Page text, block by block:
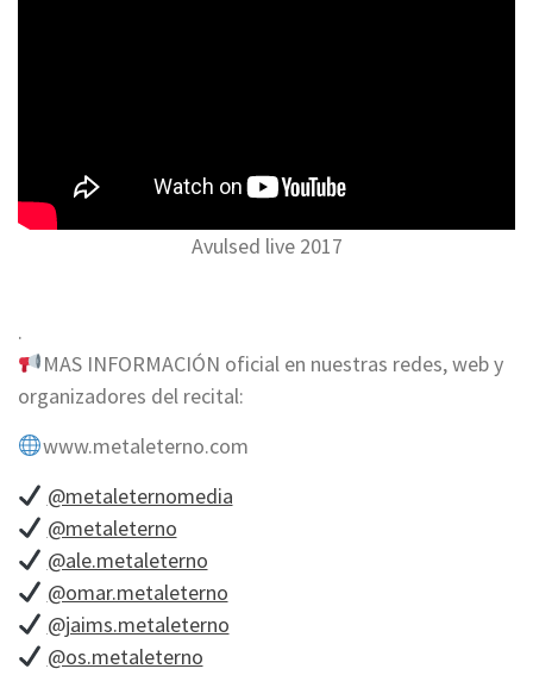
Avulsed live 2017
.
MAS INFORMACIÓN oficial en nuestras redes, web y
organizadores del recital:
www.metaleterno.com
@metaleternomedia
@metaleterno
@ale.metaleterno
@omar.metaleterno
@jaims.metaleterno
@os.metaleterno